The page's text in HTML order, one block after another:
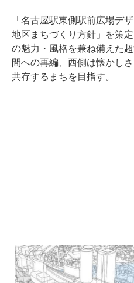
「名古屋駅東側駅前広場デ
地区まちづくり方針」を策
の魅力・風格を兼ね備えた
間への再編、西側は懐かし
共存するまちを目指す。